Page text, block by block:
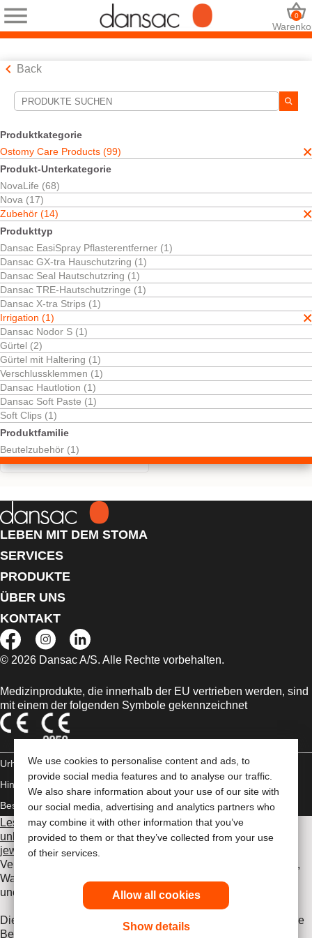
We use cookies to personalise content and ads, to
provide social media features and to analyse our traffic.
We also share information about your use of our site with
our social media, advertising and analytics partners who
may combine it with other information that you’ve
provided to them or that they’ve collected from your use
of their services.
Allow all cookies
Show details
0
Back
Produktkategorie
Ostomy Care Products (99)
Produkt-Unterkategorie
NovaLife (68)
Nova (17)
Zubehör (14)
Produkttyp
Dansac EasiSpray Pflasterentferner (1)
Dansac GX-tra Hauschutzring (1)
Dansac Seal Hautschutzring (1)
Dansac TRE-Hautschutzringe (1)
Dansac X-tra Strips (1)
Irrigation (1)
Dansac Nodor S (1)
Gürtel (2)
Gürtel mit Haltering (1)
Verschlussklemmen (1)
Dansac Hautlotion (1)
Dansac Soft Paste (1)
Soft Clips (1)
Produktfamilie
Beutelzubehör (1)
Suchwerkzeuge
Ihre Auswahl:
Ostomy Care Products
Zubehör
Irrigation
Ihre Auswahl hat1Ergebnisse ergeben
Sortieren nach:
Kostenlos testen
Irrigations-Set
Komplettes Set für die Irrigation.
LEBEN MIT DEM STOMA
SERVICES
PRODUKTE
ÜBER UNS
KONTAKT
© 2026 Dansac A/S. Alle Rechte vorbehalten.
Medizinprodukte, die innerhalb der EU vertrieben werden, sind
mit einem der folgenden Symbole gekennzeichnet
Urheberrechts-
Hinweis/Nutzungsbedingungen
Datenschutz-
Bestimmungen Umgang mit Cookies
Lesen Sie vor der Verwendung der angeführten Produkte
unbedingt die gesamte Gebrauchsanweisung, die dem
jeweiligen Produkt beiliegt
Verwendungszweck, eine Beschreibung, Kontraindikationen,
Warnhinweise, Vorsichtsmaßnahmen, Angaben zu
unerwünschten Ereignissen und die Gebrauchsanweisung.
Die hier enthaltenen Informationen stellen keine medizinische
Beratung dar und ersetzen nicht die Beratung durch Ihren